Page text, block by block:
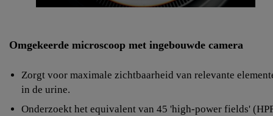
Omgekeerde microscoop met ingebouwde camera
Zorgt voor maximale zichtbaarheid van relevante
in de urine.
Onderzoekt het equivalent van 45 'high-power fields'